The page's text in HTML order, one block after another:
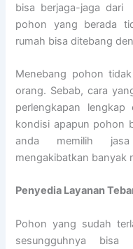
bisa berjaga-jaga dari
pohon yang berada
rumah bisa ditebang
Menebang pohon
orang. Sebab, cara
perlengkapan
kondisi apapun pohon
anda memilih
mengakibatkan banyak
Penyedia Layanan
Pohon yang sudah
sesungguhnya bisa